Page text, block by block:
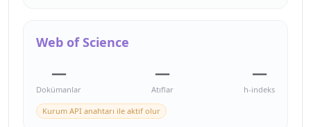
Web of Science
—
Dokümanlar
—
Atıflar
—
h-indeks
Kurum API anahtarı ile aktif olur